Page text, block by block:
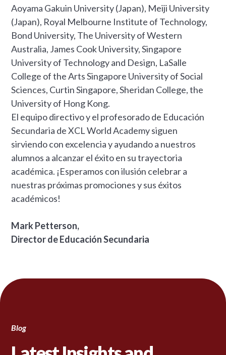
Aoyama Gakuin University (Japan), Meiji University
(Japan), Royal Melbourne Institute of Technology,
Bond University, The University of Western
Australia, James Cook University, Singapore
University of Technology and Design, LaSalle
College of the Arts Singapore University of Social
Sciences, Curtin Singapore, Sheridan College, the
University of Hong Kong.
El equipo directivo y el profesorado de Educación
Secundaria de XCL World Academy siguen
sirviendo con excelencia y ayudando a nuestros
alumnos a alcanzar el éxito en su trayectoria
académica. ¡Esperamos con ilusión celebrar a
nuestras próximas promociones y sus éxitos
académicos!
Mark Petterson,
Director de Educación Secundaria
Blog